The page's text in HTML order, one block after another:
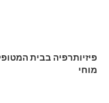
פיזיותרפיה בבית
מוחי